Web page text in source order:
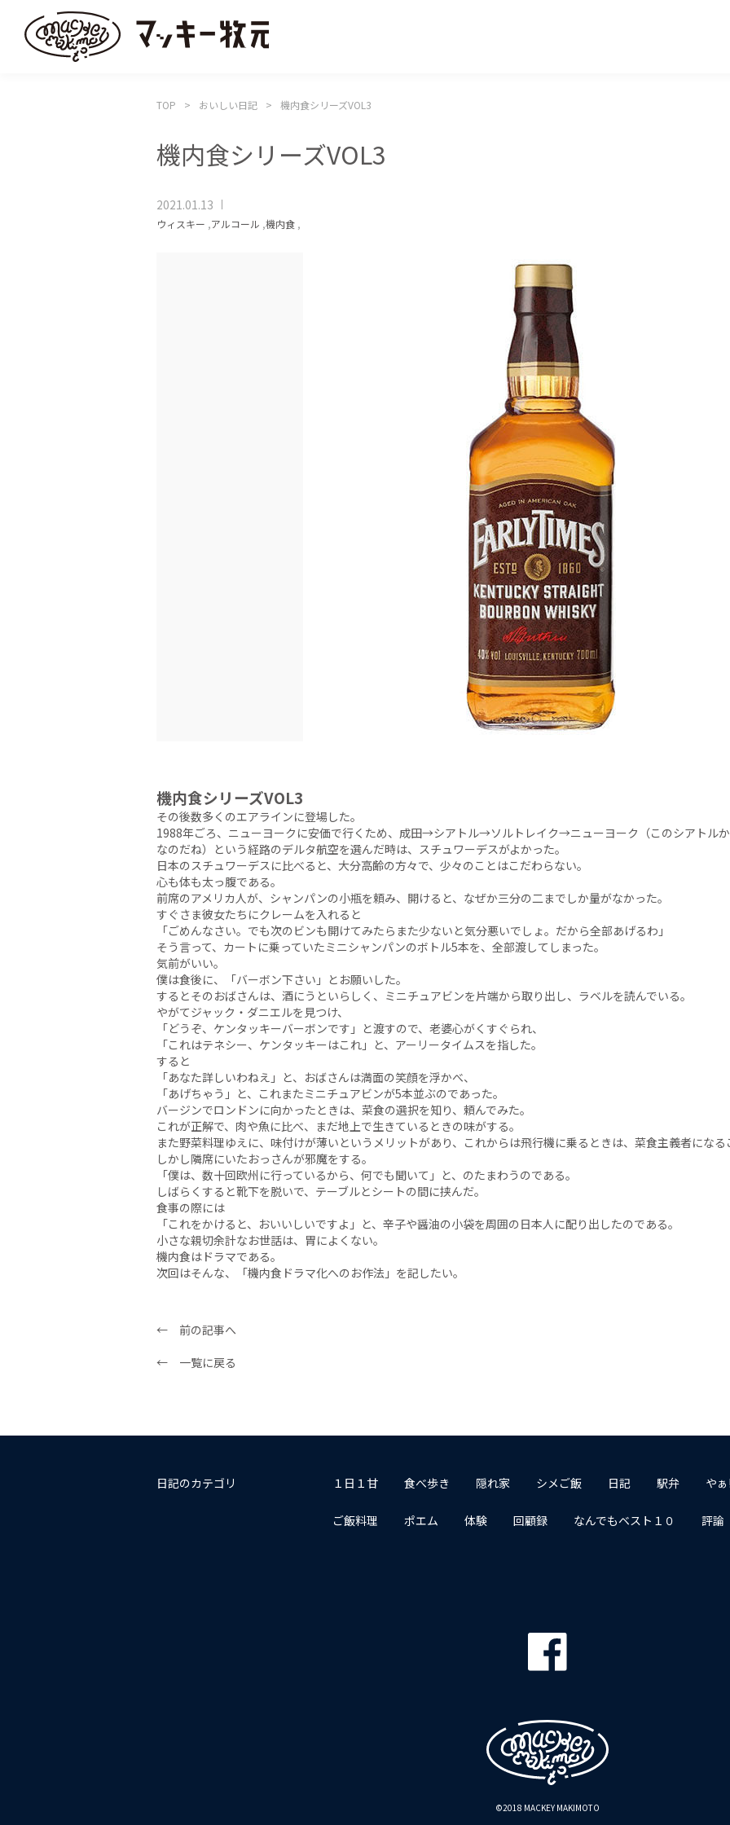
TOP おいしい日記 機内食シリーズVOL3
機内食シリーズVOL3
2021.01.13
ウィスキー ,アルコール ,機内食 ,
機内食シリーズVOL3
その後数多くのエアラインに登場した。
1988年ごろ、ニューヨークに安価で行くため、成田→シアトル→ソルトレイク→ニューヨーク（このシアトル
なのだね）という経路のデルタ航空を選んだ時は、スチュワーデスがよかった。
日本のスチュワーデスに比べると、大分高齢の方々で、少々のことはこだわらない。
心も体も太っ腹である。
前席のアメリカ人が、シャンパンの小瓶を頼み、開けると、なぜか三分の二までしか量がなかった。
すぐさま彼女たちにクレームを入れると
「ごめんなさい。でも次のビンも開けてみたらまた少ないと気分悪いでしょ。だから全部あげるわ」
そう言って、カートに乗っていたミニシャンパンのボトル5本を、全部渡してしまった。
気前がいい。
僕は食後に、「バーボン下さい」とお願いした。
するとそのおばさんは、酒にうといらしく、ミニチュアビンを片端から取り出し、ラベルを読んでいる。
やがてジャック・ダニエルを見つけ、
「どうぞ、ケンタッキーバーボンです」と渡すので、老婆心がくすぐられ、
「これはテネシー、ケンタッキーはこれ」と、アーリータイムスを指した。
すると
「あなた詳しいわねえ」と、おばさんは満面の笑顔を浮かべ、
「あげちゃう」と、これまたミニチュアビンが5本並ぶのであった。
バージンでロンドンに向かったときは、菜食の選択を知り、頼んでみた。
これが正解で、肉や魚に比べ、まだ地上で生きているときの味がする。
また野菜料理ゆえに、味付けが薄いというメリットがあり、これからは飛行機に乗るときは、菜食主義者になる
しかし隣席にいたおっさんが邪魔をする。
「僕は、数十回欧州に行っているから、何でも聞いて」と、のたまわうのである。
しばらくすると靴下を脱いで、テーブルとシートの間に挟んだ。
食事の際には
「これをかけると、おいいしいですよ」と、辛子や醤油の小袋を周囲の日本人に配り出したのである。
小さな親切余計なお世話は、胃によくない。
機内食はドラマである。
次回はそんな、「機内食ドラマ化へのお作法」を記したい。
← 前の記事へ
← 一覧に戻る
日記のカテゴリ １日１甘 食べ歩き 隠れ家 シメご飯 日記 駅弁 やぁ!
ご飯料理 ポエム 体験 回顧録 なんでもベスト１０ 評論
©2018 MACKEY MAKIMOTO